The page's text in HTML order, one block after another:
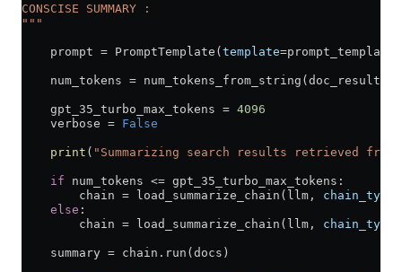
CONSCISE SUMMARY :
"""
    prompt
= PromptTemplate(template=
    num_tokens
= num_tokens_from_string(doc_results,
    gpt_35_turbo_max_tokens
= 4096
    verbose
= False
    print
( "Summarizing search results retrieved
    if
num_tokens <= gpt_35_turbo_max_tokens:
        chain
= load_summarize_chain(llm, chain_type
    else
:
        chain
= load_summarize_chain(llm, chain_type
    summary
= chain.run(docs)